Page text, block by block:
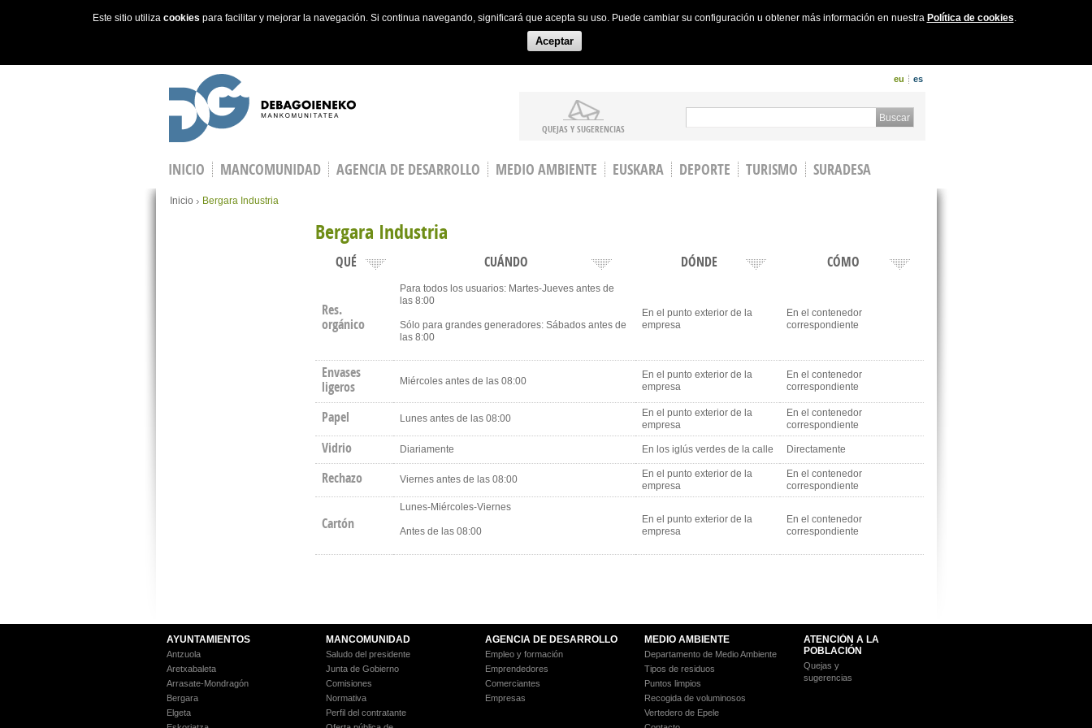
Este sitio utiliza cookies para facilitar y mejorar la navegación. Si continua navegando, significará que acepta su uso. Puede cambiar su configuración u obtener más información en nuestra Política de cookies.
Aceptar
eu es
QUEJAS Y SUGERENCIAS
Search form
INICIO MANCOMUNIDAD AGENCIA DE DESARROLLO MEDIO AMBIENTE EUSKARA DEPORTE TURISMO
SURADESA
You are here
Inicio Bergara Industria
Bergara Industria
QUÉ CUÁNDO DÓNDE CÓMO
Res.
orgánico
Para todos los usuarios: Martes-Jueves antes de
las 8:00
Sólo para grandes generadores: Sábados antes de
las 8:00
En el punto exterior de la
empresa
En el contenedor
correspondiente
Envases
ligeros
Miércoles antes de las 08:00
En el punto exterior de la
empresa
En el contenedor
correspondiente
Papel Lunes antes de las 08:00
En el punto exterior de la
empresa
En el contenedor
correspondiente
Vidrio Diariamente En los iglús verdes de la calle Directamente
Rechazo Viernes antes de las 08:00
En el punto exterior de la
empresa
En el contenedor
correspondiente
Cartón
Lunes-Miércoles-Viernes
Antes de las 08:00
En el punto exterior de la
empresa
En el contenedor
correspondiente
AYUNTAMIENTOS
Antzuola
Aretxabaleta
Arrasate-Mondragón
Bergara
Elgeta
MANCOMUNIDAD
Saludo del presidente
Junta de Gobierno
Comisiones
Normativa
Perfil del contratante
AGENCIA DE DESARROLLO
Empleo y formación
Emprendedores
Comerciantes
Empresas
MEDIO AMBIENTE
Departamento de Medio Ambiente
Tipos de residuos
Puntos limpios
Recogida de voluminosos
Vertedero de Epele
ATENCIÓN A LA
POBLACIÓN
Quejas y
sugerencias